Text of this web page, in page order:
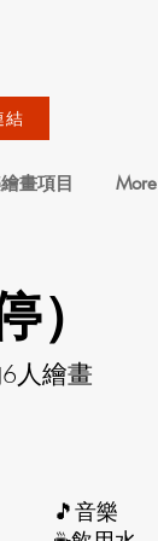
結
畫項目 More
）
人繪畫
🎵音樂